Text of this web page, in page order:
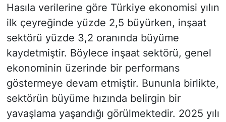
Hasıla verilerine göre Türkiye ekonomisi yılın
ilk çeyreğinde yüzde 2,5 büyürken, inşaat
sektörü yüzde 3,2 oranında büyüme
kaydetmiştir. Böylece inşaat sektörü, genel
ekonominin üzerinde bir performans
göstermeye devam etmiştir. Bununla birlikte,
sektörün büyüme hızında belirgin bir
yavaşlama yaşandığı görülmektedir. 2025 yılı